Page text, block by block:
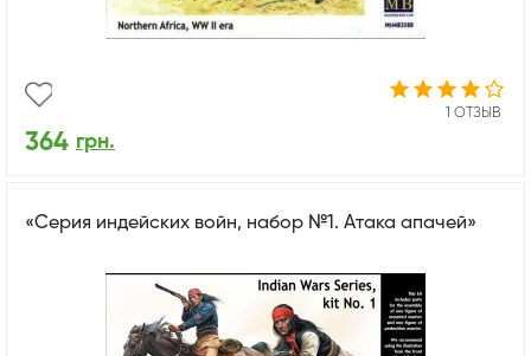
1 ОТЗЫВ
364 грн.
«Серия индейских войн, набор №1. Атака апачей»